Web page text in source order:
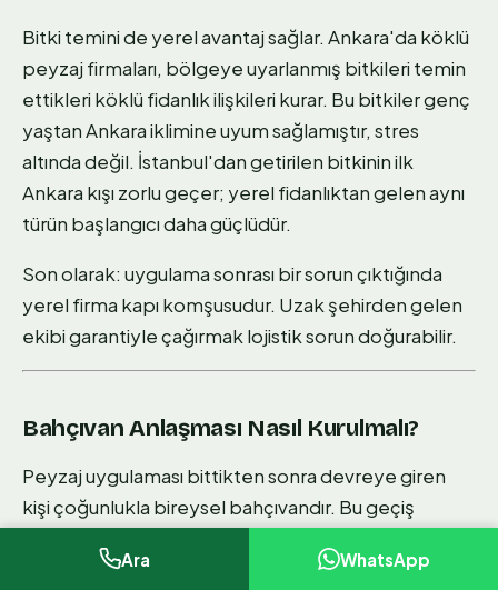
Bitki temini de yerel avantaj sağlar. Ankara'da köklü
peyzaj firmaları, bölgeye uyarlanmış bitkileri temin
ettikleri köklü fidanlık ilişkileri kurar. Bu bitkiler genç
yaştan Ankara iklimine uyum sağlamıştır, stres
altında değil. İstanbul'dan getirilen bitkinin ilk
Ankara kışı zorlu geçer; yerel fidanlıktan gelen aynı
türün başlangıcı daha güçlüdür.
Son olarak: uygulama sonrası bir sorun çıktığında
yerel firma kapı komşusudur. Uzak şehirden gelen
ekibi garantiyle çağırmak lojistik sorun doğurabilir.
Bahçıvan Anlaşması Nasıl Kurulmalı?
Peyzaj uygulaması bittikten sonra devreye giren
kişi çoğunlukla bireysel bahçıvandır. Bu geçiş
bahçenizin uzun vadeli sağlığını doğrudan etkiler.
Ara WhatsApp